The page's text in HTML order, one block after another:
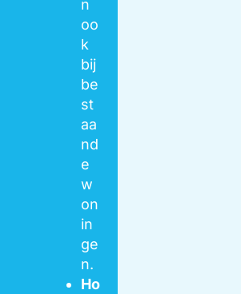
n
oo
k
bij
be
st
aa
nd
e
w
on
in
ge
n.
Ho